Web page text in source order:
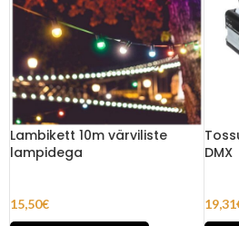
Lambikett 10m värviliste
lampidega
15,50€
DMX
19,31